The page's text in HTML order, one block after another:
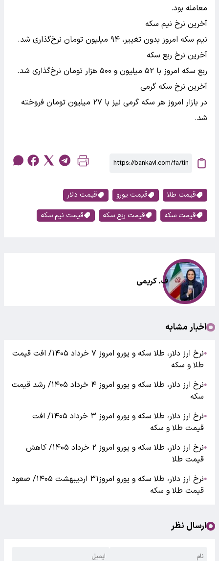
معامله بود.
آخرین نرخ نیم سکه
نیم سکه امروز بدون تغییر، ۹۴ میلیون تومان نرخ‌گذاری شد.
آخرین نرخ ربع سکه
ربع سکه امروز با ۵۲ میلیون و ۵۰۰ هزار تومان نرخ‌گذاری شد.
آخرین نرخ سکه گرمی
در بازار امروز هر سکه گرمی نیز با ۲۷ میلیون تومان فروخته
شد.
قیمت طلا قیمت یورو
قیمت دلار
قیمت سکه
قیمت ربع سکه قیمت نیم سکه
ف. کریمی
اخبار مشابه
●
نرخ ارز دلار، طلا سکه و یورو امروز ۷ خرداد ۱۴۰۵/ افت قیمت
طلا و سکه
●
نرخ ارز دلار، طلا سکه و یورو امروز ۴ خرداد ۱۴۰۵/ رشد قیمت
سکه
●
نرخ ارز دلار، طلا سکه و یورو امروز ۳ خرداد ۱۴۰۵/ افت
قیمت طلا و سکه
●
نرخ ارز دلار، طلا سکه و یورو امروز ۲ خرداد ۱۴۰۵/ کاهش
قیمت طلا
●
نرخ ارز دلار، طلا سکه و یورو امروز۳۱ اردیبهشت ۱۴۰۵/ صعود
قیمت طلا و سکه
ارسال نظر